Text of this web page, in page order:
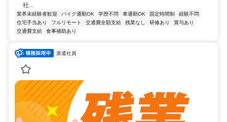
社...
業界未経験者歓迎 バイク通勤OK 学歴不問 車通勤OK 固定時間制
経験不問
住宅手当あり
フルリモート 交通費全額支給 残業なし 研修あり
賞与あり
交通費支給
食事補助あり
派遣社員